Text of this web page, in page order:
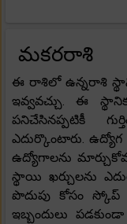
మకరరాశి
ఈ రాశిలో ఉన్నరాశి
ఇవ్వవచ్చు. ఈ
పనిచేసినప్పటికీ
ఎదుర్కొంటారు. ఉద్యోగ
ఉద్యోగాలను
స్థాయి ఖర్చులను
పొదుపు కోసం స్కోప్
ఇబ్బందులు